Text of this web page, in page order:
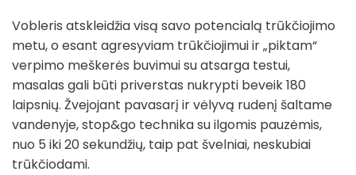
Vobleris atskleidžia visą savo potencialą trūkčiojimo
metu, o esant agresyviam trūkčiojimui ir „piktam“
verpimo meškerės buvimui su atsarga testui,
masalas gali būti priverstas nukrypti beveik 180
laipsnių. Žvejojant pavasarį ir vėlyvą rudenį šaltame
vandenyje, stop&go technika su ilgomis pauzėmis,
nuo 5 iki 20 sekundžių, taip pat švelniai, neskubiai
trūkčiodami.